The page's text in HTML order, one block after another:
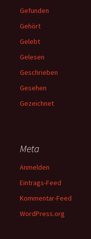
Gefunden
Gehört
Gelebt
Gelesen
Geschrieben
Gesehen
Gezeichnet
Meta
Anmelden
Eintrags-Feed
Kommentar-Feed
WordPress.org